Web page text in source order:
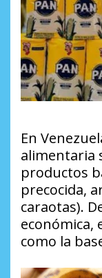
En
alimentaria
productos
precocida,
caraotas).
económica,
como la